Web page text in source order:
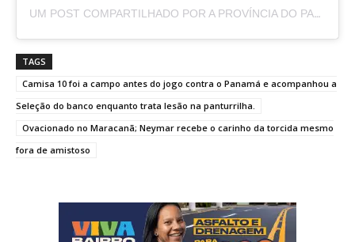
UM POST COMPARTILHADO POR A PROVÍNCIA DO PARÁ (@APROVINCIADOPARA)
TAGS
Camisa 10 foi a campo antes do jogo contra o Panamá e acompanhou a
Seleção do banco enquanto trata lesão na panturrilha.
Ovacionado no Maracanã; Neymar recebe o carinho da torcida mesmo
fora de amistoso